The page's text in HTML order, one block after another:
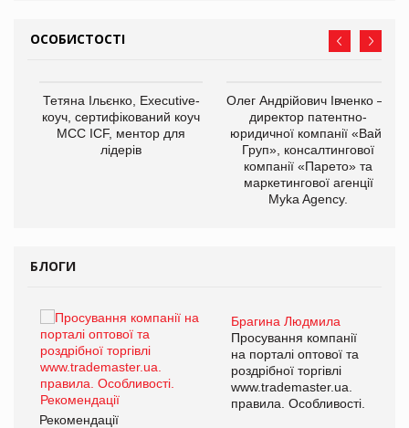
ОСОБИСТОСТІ
Тетяна Ільєнко, Executive-
коуч, сертифікований коуч
МСС ICF, ментор для
лідерів
Олег Андрійович Івченко —
директор патентно-
юридичної компанії «Вайз
Груп», консалтингової
компанії «Парето» та
маркетингової агенції
Myka Agency.
БЛОГИ
Брагина Людмила
Просування компанії
на порталі оптової та
роздрібної торгівлі
www.trademaster.ua.
правила. Особливості.
Рекомендації